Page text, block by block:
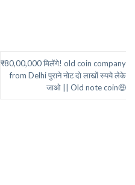
₹80,00,000 मिलेंगे! old coin company
from Delhi पुराने नोट दो लाखों रुपये लेके
जाओ || Old note coin🤑